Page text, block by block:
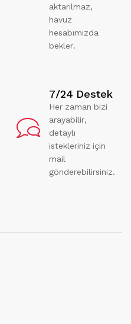
aktarılmaz,
havuz
hesabımızda
bekler.
7/24 Destek
Her zaman bizi
arayabilir,
detaylı
istekleriniz için
mail
gönderebilirsiniz.